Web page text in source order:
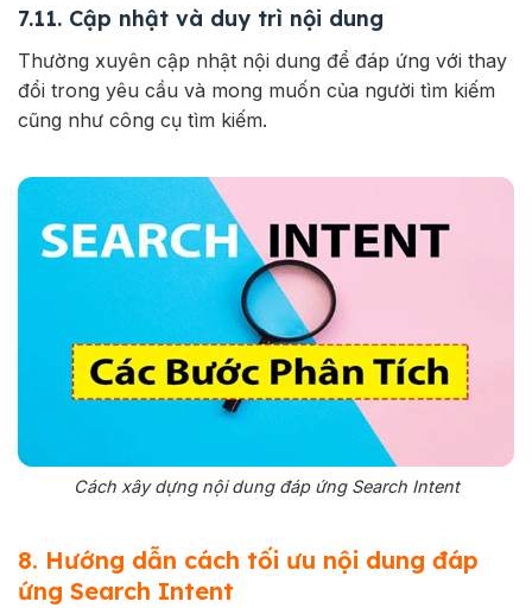
7.11. Cập nhật và duy trì nội dung
Thường xuyên cập nhật nội dung để đáp ứng với thay
đổi trong yêu cầu và mong muốn của người tìm kiếm
cũng như công cụ tìm kiếm.
Cách xây dựng nội dung đáp ứng Search Intent
8. Hướng dẫn cách tối ưu nội dung đáp
ứng Search Intent